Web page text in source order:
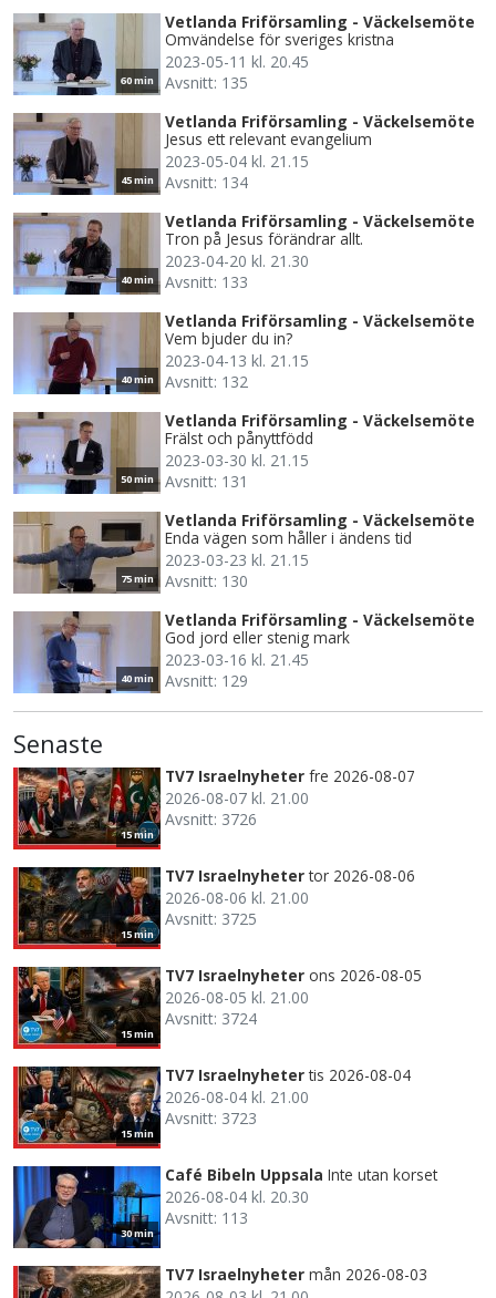
60 min
Vetlanda Friförsamling - Väckelsemöte
Omvändelse för sveriges kristna
2023-05-11 kl. 20.45
Avsnitt: 135
45 min
Vetlanda Friförsamling - Väckelsemöte
Jesus ett relevant evangelium
2023-05-04 kl. 21.15
Avsnitt: 134
40 min
Vetlanda Friförsamling - Väckelsemöte
Tron på Jesus förändrar allt.
2023-04-20 kl. 21.30
Avsnitt: 133
40 min
Vetlanda Friförsamling - Väckelsemöte
Vem bjuder du in?
2023-04-13 kl. 21.15
Avsnitt: 132
50 min
Vetlanda Friförsamling - Väckelsemöte
Frälst och pånyttfödd
2023-03-30 kl. 21.15
Avsnitt: 131
75 min
Vetlanda Friförsamling - Väckelsemöte
Enda vägen som håller i ändens tid
2023-03-23 kl. 21.15
Avsnitt: 130
40 min
Vetlanda Friförsamling - Väckelsemöte
God jord eller stenig mark
2023-03-16 kl. 21.45
Avsnitt: 129
Senaste
15 min
TV7 Israelnyheter fre 2026-08-07
2026-08-07 kl. 21.00
Avsnitt: 3726
15 min
TV7 Israelnyheter tor 2026-08-06
2026-08-06 kl. 21.00
Avsnitt: 3725
15 min
TV7 Israelnyheter ons 2026-08-05
2026-08-05 kl. 21.00
Avsnitt: 3724
15 min
TV7 Israelnyheter tis 2026-08-04
2026-08-04 kl. 21.00
Avsnitt: 3723
30 min
Café Bibeln Uppsala Inte utan korset
2026-08-04 kl. 20.30
Avsnitt: 113
TV7 Israelnyheter mån 2026-08-03